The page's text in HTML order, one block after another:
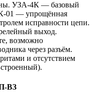
УЗА-4К — базовый
01 — упрощённая
исправности цепи.
выход.
возможно
через разъём.
и отсутствием
ВЗ